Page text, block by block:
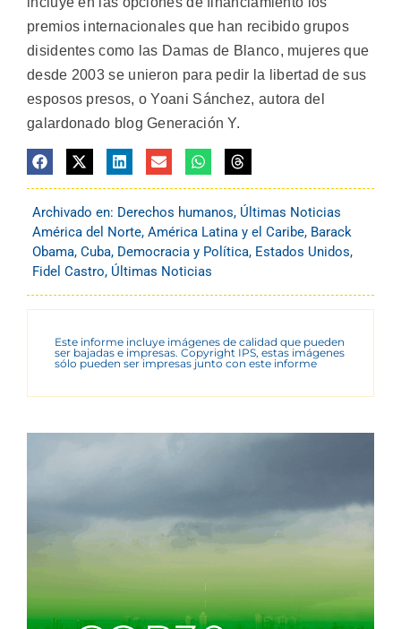
premios internacionales que han recibido grupos
disidentes como las Damas de Blanco, mujeres que
desde 2003 se unieron para pedir la libertad de sus
esposos presos, o Yoani Sánchez, autora del
galardonado blog Generación Y.
Archivado en: Derechos humanos, Últimas Noticias
América del Norte, América Latina y el Caribe, Barack
Obama, Cuba, Democracia y Política, Estados Unidos,
Fidel Castro, Últimas Noticias
Este informe incluye imágenes de calidad que pueden
ser bajadas e impresas. Copyright IPS, estas imágenes
sólo pueden ser impresas junto con este informe